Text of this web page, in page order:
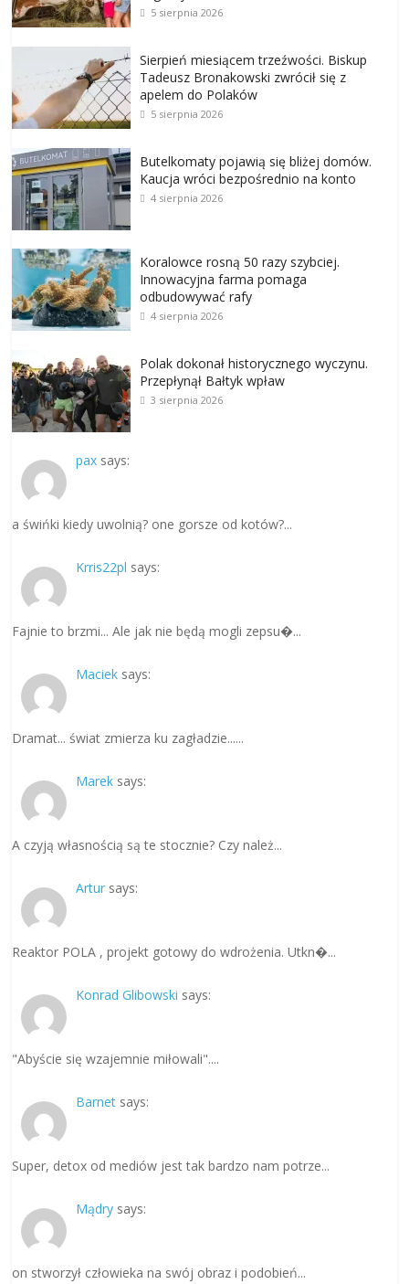
5 sierpnia 2026
Sierpień miesiącem trzeźwości. Biskup
Tadeusz Bronakowski zwrócił się z
apelem do Polaków
5 sierpnia 2026
Butelkomaty pojawią się bliżej domów.
Kaucja wróci bezpośrednio na konto
4 sierpnia 2026
Koralowce rosną 50 razy szybciej.
Innowacyjna farma pomaga
odbudowywać rafy
4 sierpnia 2026
Polak dokonał historycznego wyczynu.
Przepłynął Bałtyk wpław
3 sierpnia 2026
pax says:
a świńki kiedy uwolnią? one gorsze od kotów?...
Krris22pl says:
Fajnie to brzmi... Ale jak nie będą mogli zepsu�...
Maciek says:
Dramat... świat zmierza ku zagładzie......
Marek says:
A czyją własnością są te stocznie? Czy należ...
Artur says:
Reaktor POLA , projekt gotowy do wdrożenia. Utkn�...
Konrad Glibowski says:
"Abyście się wzajemnie miłowali"....
Barnet says:
Super, detox od mediów jest tak bardzo nam potrze...
Mądry says:
on stworzył człowieka na swój obraz i podobień...